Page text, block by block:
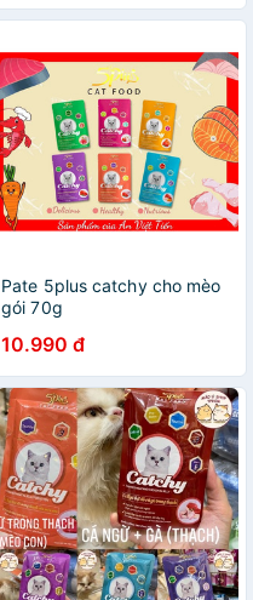
Pate 5plus catchy cho mèo
gói 70g
10.990 đ